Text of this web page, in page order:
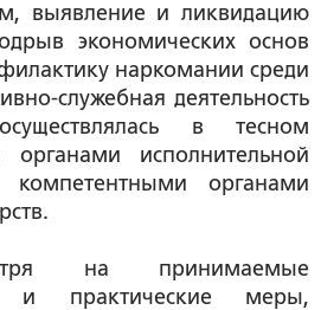
выявление и ликвидацию
экономических основ
наркомании среди
служебная деятельность
в тесном
органами исполнительной
органами
на принимаемые
и практические меры,